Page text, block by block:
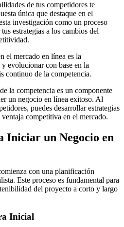
de tus competidores te
única que destaque en el
investigación como un proceso
estrategias a los cambios del
y evolucionar con base en la
continuo de la competencia.
la competencia es un componente
un negocio en línea exitoso. Al
puedes desarrollar estrategias
competitiva en el mercado.
Iniciar un Negocio en
con una planificación
Este proceso es fundamental para
del proyecto a corto y largo
Inicial